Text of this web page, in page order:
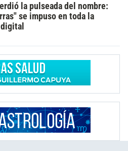
la pulseada del nombre:
se impuso en toda la